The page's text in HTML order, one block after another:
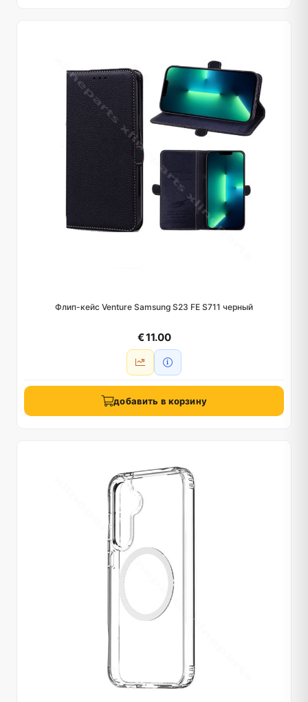
Флип-кейс Venture Samsung S23 FE S711 черный
€ 11.00
добавить в корзину